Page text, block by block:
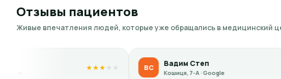
Отзывы пациентов
Живые впечатления людей, которые уже обращались в медицинский
Вадим Степ
Кошиця, 7-А · Google
★